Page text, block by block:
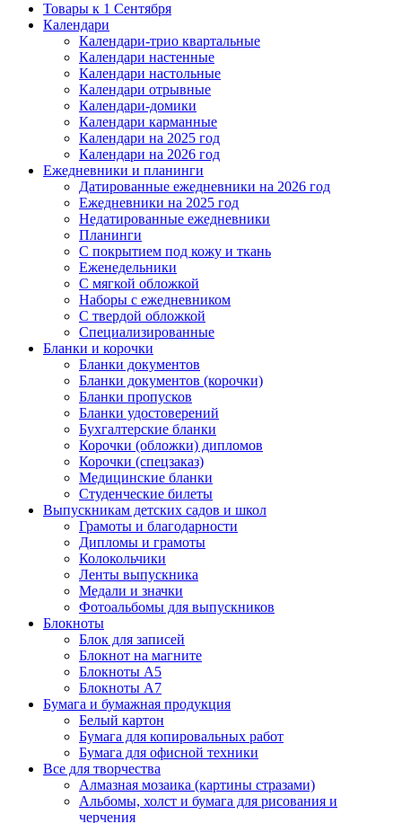
Товары к 1 Сентября
Календари
Календари-трио квартальные
Календари настенные
Календари настольные
Календари отрывные
Календари-домики
Календари карманные
Календари на 2025 год
Календари на 2026 год
Ежедневники и планинги
Датированные ежедневники на 2026 год
Ежедневники на 2025 год
Недатированные ежедневники
Планинги
С покрытием под кожу и ткань
Еженедельники
С мягкой обложкой
Наборы с ежедневником
С твердой обложкой
Специализированные
Бланки и корочки
Бланки документов
Бланки документов (корочки)
Бланки пропусков
Бланки удостоверений
Бухгалтерские бланки
Корочки (обложки) дипломов
Корочки (спецзаказ)
Медицинские бланки
Студенческие билеты
Выпускникам детских садов и школ
Грамоты и благодарности
Дипломы и грамоты
Колокольчики
Ленты выпускника
Медали и значки
Фотоальбомы для выпускников
Блокноты
Блок для записей
Блокнот на магните
Блокноты А5
Блокноты А7
Бумага и бумажная продукция
Белый картон
Бумага для копировальных работ
Бумага для офисной техники
Все для творчества
Алмазная мозаика (картины стразами)
Альбомы, холст и бумага для рисования и
черчения